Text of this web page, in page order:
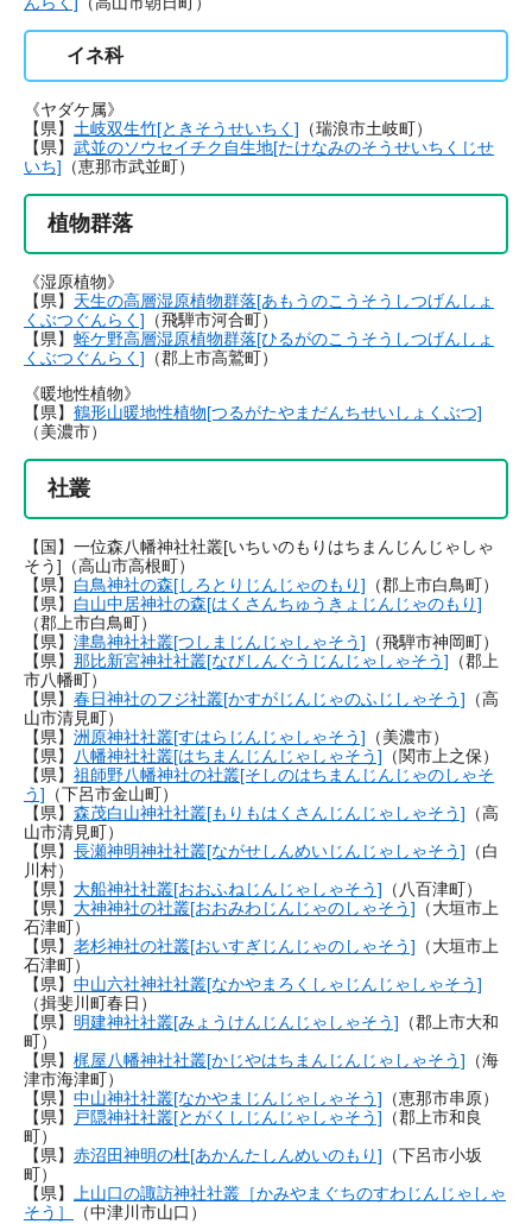
イネ科
《ヤダケ属》
【県】 土岐双生竹[ときそうせいちく] （瑞浪市土岐町）
【県】 武並のソウセイチク自生地[たけなみのそうせいちくじせ
いち] （恵那市武並町）
植物群落
《湿原植物》
【県】 天生の高層湿原植物群落[あもうのこうそうしつげんしょ
くぶつぐんらく] （飛騨市河合町）
【県】 蛭ケ野高層湿原植物群落[ひるがのこうそうしつげんしょ
くぶつぐんらく] （郡上市高鷲町）
《暖地性植物》
【県】 鶴形山暖地性植物[つるがたやまだんちせいしょくぶつ]
（美濃市）
社叢
【国】一位森八幡神社社叢[いちいのもりはちまんじんじゃしゃ
そう]（高山市高根町）
【県】 白鳥神社の森[しろとりじんじゃのもり] （郡上市白鳥町）
【県】 白山中居神社の森[はくさんちゅうきょじんじゃのもり]
（郡上市白鳥町）
【県】 津島神社社叢[つしまじんじゃしゃそう] （飛騨市神岡町）
【県】 那比新宮神社社叢[なびしんぐうじんじゃしゃそう] （郡上
市八幡町）
【県】 春日神社のフジ社叢[かすがじんじゃのふじしゃそう] （高
山市清見町）
【県】 洲原神社社叢[すはらじんじゃしゃそう] （美濃市）
【県】 八幡神社社叢[はちまんじんじゃしゃそう] （関市上之保）
【県】 祖師野八幡神社の社叢[そしのはちまんじんじゃのしゃそ
う] （下呂市金山町）
【県】 森茂白山神社社叢[もりもはくさんじんじゃしゃそう] （高
山市清見町）
【県】 長瀬神明神社社叢[ながせしんめいじんじゃしゃそう] （白
川村）
【県】 大船神社社叢[おおふねじんじゃしゃそう] （八百津町）
【県】 大神神社の社叢[おおみわじんじゃのしゃそう] （大垣市上
石津町）
【県】 老杉神社の社叢[おいすぎじんじゃのしゃそう] （大垣市上
石津町）
【県】 中山六社神社社叢[なかやまろくしゃじんじゃしゃそう]
（揖斐川町春日）
【県】 明建神社社叢[みょうけんじんじゃしゃそう] （郡上市大和
町）
【県】 梶屋八幡神社社叢[かじやはちまんじんじゃしゃそう] （海
津市海津町）
【県】 中山神社社叢[なかやまじんじゃしゃそう] （恵那市串原）
【県】
戸隠神社社叢[とがくしじんじゃしゃそう] （郡上市和良
町）
【県】 赤沼田神明の杜[あかんたしんめいのもり] （下呂市小坂
町）
【県】 上山口の諏訪神社社叢［かみやまぐちのすわじんじゃしゃ
そう］
（中津川市山口）